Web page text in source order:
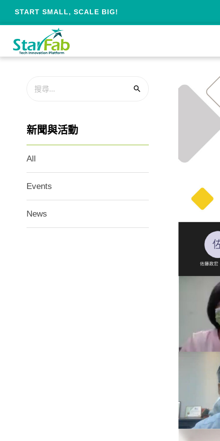
START SMALL, SCALE BIG!
新聞與活動
All
Events
News